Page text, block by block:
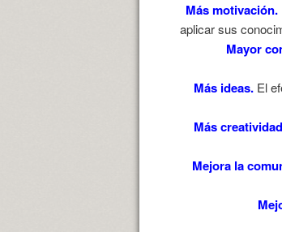
Más motivación.
aplicar sus
Mayor
Más ideas.El
Más creatividad
Mejora la